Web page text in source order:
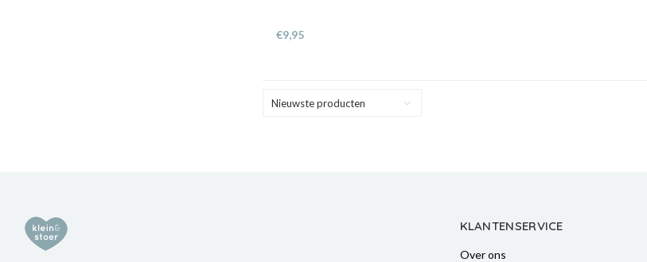
€9,95
Nieuwste producten
KLANTENSERVICE
Over ons